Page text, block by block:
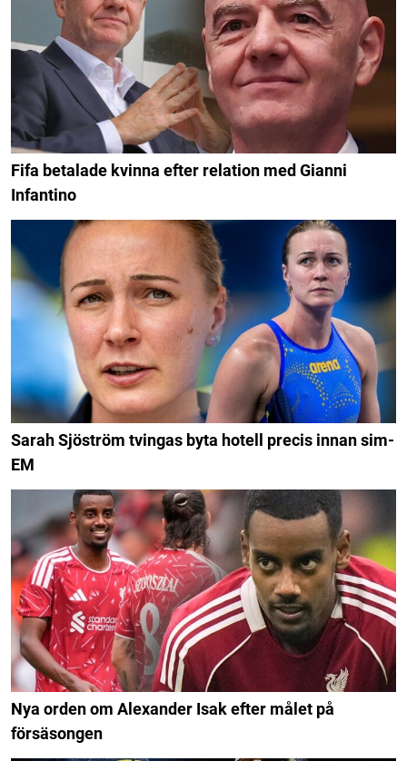
Fifa betalade kvinna efter relation med Gianni
Infantino
Sarah Sjöström tvingas byta hotell precis innan sim-
EM
Nya orden om Alexander Isak efter målet på
försäsongen